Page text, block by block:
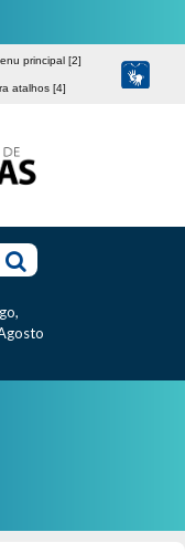
principal [2]
atalhos [4]